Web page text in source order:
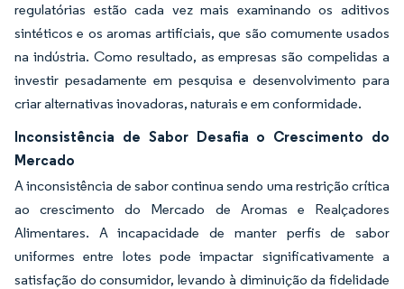
regulatórias estão cada vez mais examinando os aditivos
sintéticos e os aromas artificiais, que são comumente usados
na indústria. Como resultado, as empresas são compelidas a
investir pesadamente em pesquisa e desenvolvimento para
criar alternativas inovadoras, naturais e em conformidade.
Inconsistência de Sabor Desafia o Crescimento do
Mercado
A inconsistência de sabor continua sendo uma restrição crítica
ao crescimento do Mercado de Aromas e Realçadores
Alimentares. A incapacidade de manter perfis de sabor
uniformes entre lotes pode impactar significativamente a
satisfação do consumidor, levando à diminuição da fidelidade